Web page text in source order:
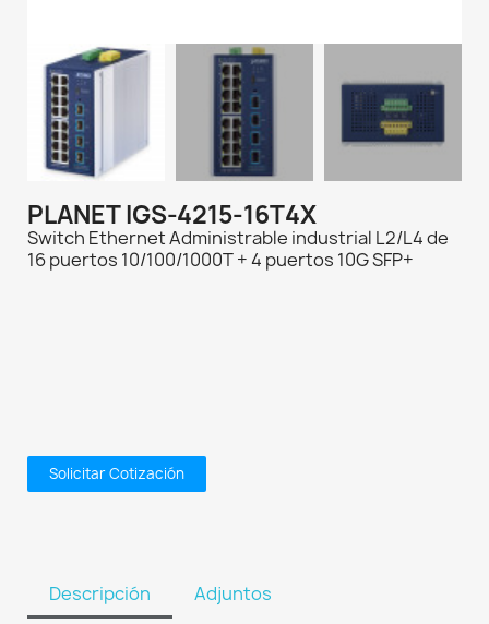
PLANET IGS-4215-16T4X
Switch Ethernet Administrable industrial L2/L4 de
16 puertos 10/100/1000T + 4 puertos 10G SFP+
Solicitar Cotización
Descripción Adjuntos